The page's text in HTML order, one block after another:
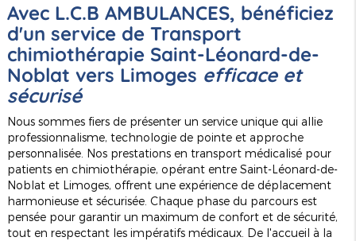
Avec L.C.B AMBULANCES, bénéficiez
d'un service de Transport
chimiothérapie Saint-Léonard-de-
Noblat vers Limoges efficace et
sécurisé
Nous sommes fiers de présenter un service unique qui allie
professionnalisme, technologie de pointe et approche
personnalisée. Nos prestations en transport médicalisé pour
patients en chimiothérapie, opérant entre Saint-Léonard-de-
Noblat et Limoges, offrent une expérience de déplacement
harmonieuse et sécurisée. Chaque phase du parcours est
pensée pour garantir un maximum de confort et de sécurité,
tout en respectant les impératifs médicaux. De l'accueil à la